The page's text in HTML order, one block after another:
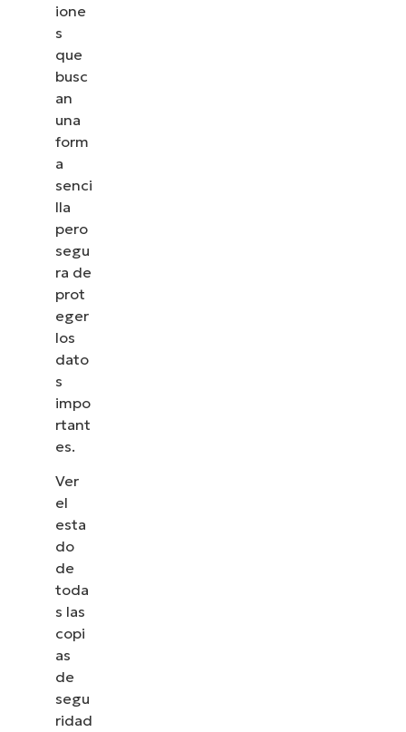
ione
s
que
busc
an
una
form
a
senci
lla
pero
segu
ra de
prot
eger
los
dato
s
impo
rtant
es.
Ver
el
esta
do
de
toda
s las
copi
as
de
segu
ridad